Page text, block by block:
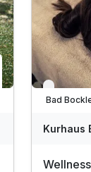
Bad
Kurhaus
Wellness-Auszeit